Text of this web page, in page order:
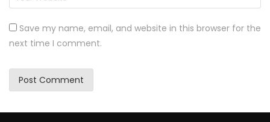
Save my name, email, and website in this browser for the
next time I comment.